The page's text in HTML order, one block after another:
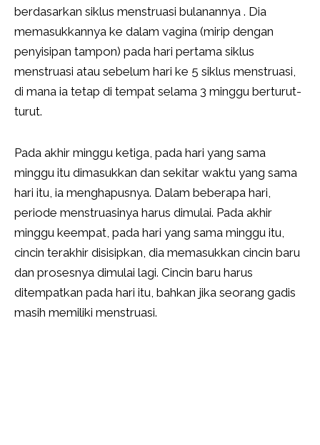
berdasarkan siklus menstruasi bulanannya . Dia
memasukkannya ke dalam vagina (mirip dengan
penyisipan tampon) pada hari pertama siklus
menstruasi atau sebelum hari ke 5 siklus menstruasi,
di mana ia tetap di tempat selama 3 minggu berturut-
turut.
Pada akhir minggu ketiga, pada hari yang sama
minggu itu dimasukkan dan sekitar waktu yang sama
hari itu, ia menghapusnya. Dalam beberapa hari,
periode menstruasinya harus dimulai. Pada akhir
minggu keempat, pada hari yang sama minggu itu,
cincin terakhir disisipkan, dia memasukkan cincin baru
dan prosesnya dimulai lagi. Cincin baru harus
ditempatkan pada hari itu, bahkan jika seorang gadis
masih memiliki menstruasi.